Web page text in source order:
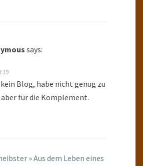
says:
Blog, habe nicht genug zu
aber für die Komplement.
» Aus dem Leben eines